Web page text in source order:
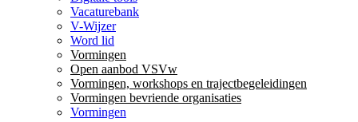
Vacaturebank
V-Wijzer
Word lid
Vormingen
Open aanbod VSVw
Vormingen, workshops en trajectbegeleidingen
Vormingen bevriende organisaties
Vormingen